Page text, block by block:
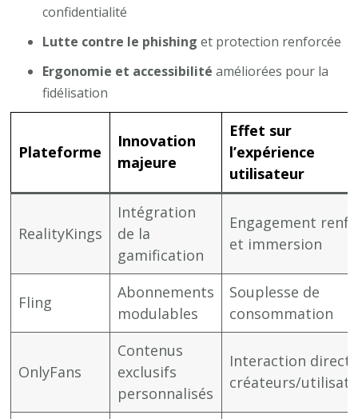
confidentialité
Lutte contre le phishing et protection renforcée
Ergonomie et accessibilité améliorées pour la
fidélisation
Plateforme
Innovation
majeure
Effet sur
l’expérience
utilisateur
RealityKings
Intégration
de la
gamification
Engagement
et immersion
Fling
Abonnements
modulables
Souplesse de
consommation
OnlyFans
Contenus
exclusifs
personnalisés
Interaction
créateurs/